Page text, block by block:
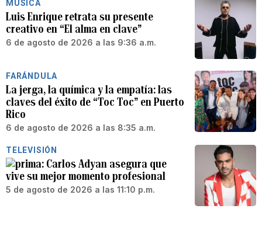
MÚSICA
Luis Enrique retrata su presente
creativo en “El alma en clave”
6 de agosto de 2026 a las 9:36 a.m.
FARÁNDULA
La jerga, la química y la empatía: las
claves del éxito de “Toc Toc” en Puerto
Rico
6 de agosto de 2026 a las 8:35 a.m.
TELEVISIÓN
Carlos Adyan asegura que
vive su mejor momento profesional
5 de agosto de 2026 a las 11:10 p.m.